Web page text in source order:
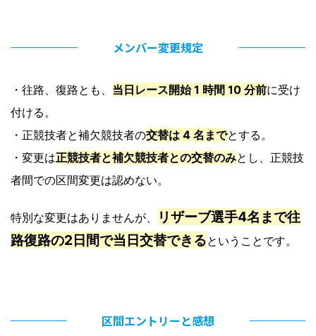
メンバー変更規定
・往路、復路とも、 当日レース開始 1 時間 10 分前に受け
付ける。
・正競技者と補欠競技者の交替は 4 名までとする。
・変更は正競技者と補欠競技者との交替のみとし、正競技
者間での区間変更は認めない。
特別な変更はありませんが、
リザーブ選手4名まで往
路復路の2日間で当日交替できるということです。
区間エントリーと感想